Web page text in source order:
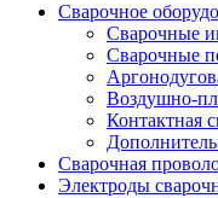
Сварочное
Сварочные
Сварочные
Воздушно-
Контактная
Сварочная
Электроды